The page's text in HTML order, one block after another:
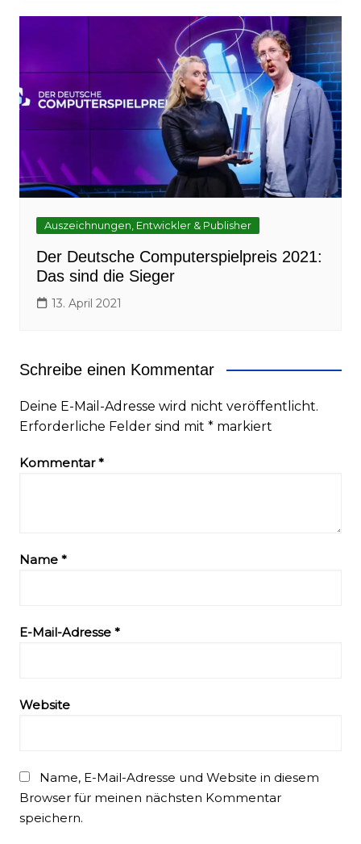
Auszeichnungen, Entwickler & Publisher
Der Deutsche Computerspielpreis 2021:
Das sind die Sieger
13. April 2021
Schreibe einen Kommentar
Deine E-Mail-Adresse wird nicht veröffentlicht.
Erforderliche Felder sind mit *markiert
Kommentar*
Name *
E-Mail-Adresse *
Website
Name, E-Mail-Adresse und Website in diesem
Browser für meinen nächsten Kommentar
speichern.